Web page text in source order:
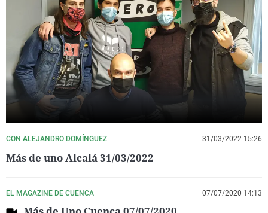
CON ALEJANDRO DOMÍNGUEZ 31/03/2022 15:26
Más de uno Alcalá 31/03/2022
EL MAGAZINE DE CUENCA 07/07/2020 14:13